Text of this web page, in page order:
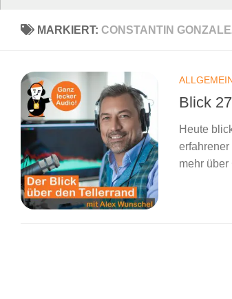
MARKIERT: CONSTANTIN
Blick
Heute
mehr